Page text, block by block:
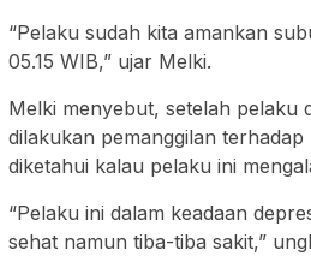
“Pelaku sudah kita amankan
05.15 WIB,” ujar Melki.
Melki menyebut, setelah pelaku
dilakukan pemanggilan
diketahui kalau pelaku ini
“Pelaku ini dalam keadaan
sehat namun tiba-tiba sakit,”